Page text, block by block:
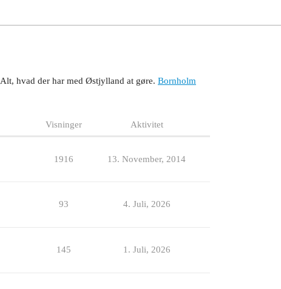
Alt, hvad der har med Østjylland at gøre. Bornholm
Visninger Aktivitet
1916 13. November, 2014
93 4. Juli, 2026
145 1. Juli, 2026